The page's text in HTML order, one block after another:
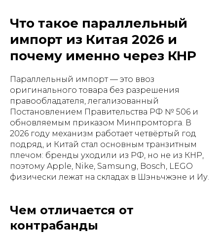
Что такое параллельный
импорт из Китая 2026 и
почему именно через КНР
Параллельный импорт — это ввоз
оригинального товара без разрешения
правообладателя, легализованный
Постановлением Правительства РФ № 506 и
обновляемым приказом Минпромторга. В
2026 году механизм работает четвёртый год
подряд, и Китай стал основным транзитным
плечом: бренды уходили из РФ, но не из КНР,
поэтому Apple, Nike, Samsung, Bosch, LEGO
физически лежат на складах в Шэньчжэне и Иу.
Чем отличается от
контрабанды